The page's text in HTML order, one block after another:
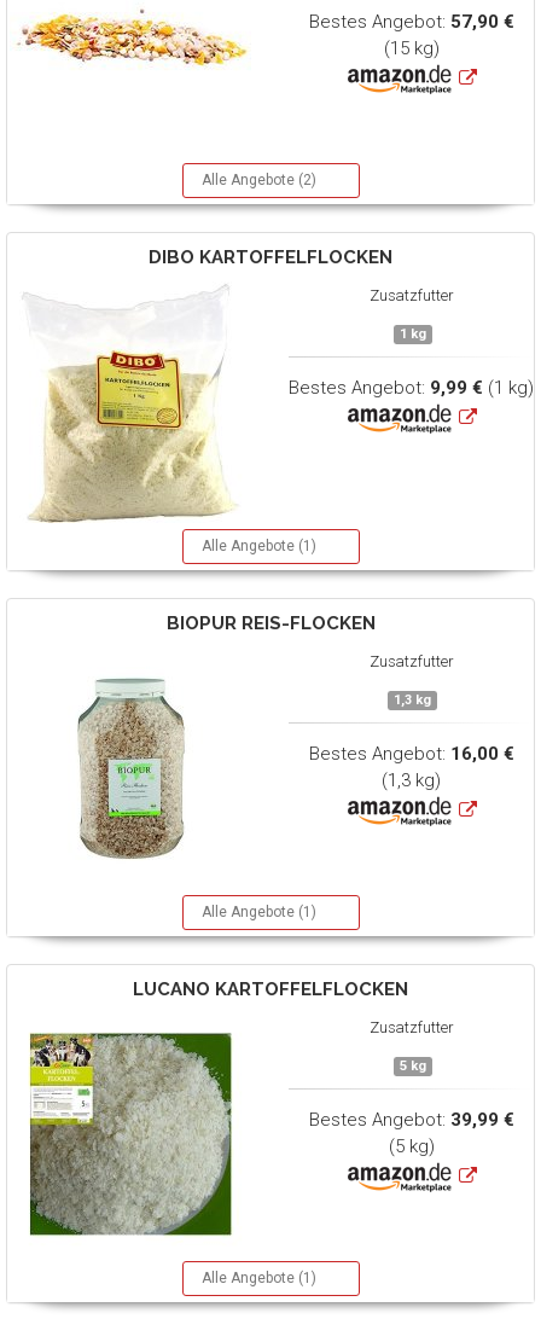
Bestes Angebot: 57,90 €
(15 kg)
Alle Angebote (2)
DIBO KARTOFFELFLOCKEN
Zusatzfutter
1 kg
Bestes Angebot: 9,99 € (1 kg)
Alle Angebote (1)
BIOPURREIS-FLOCKEN
Zusatzfutter
1,3 kg
Bestes Angebot: 16,00 €
(1,3 kg)
Alle Angebote (1)
LUCANO KARTOFFELFLOCKEN
Zusatzfutter
5 kg
Bestes Angebot: 39,99 €
(5 kg)
Alle Angebote (1)